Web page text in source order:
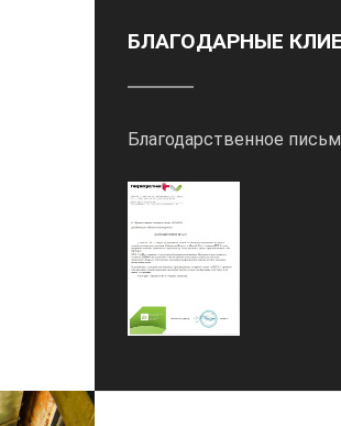
БЛАГОДАРНЫЕ
Благодарственное